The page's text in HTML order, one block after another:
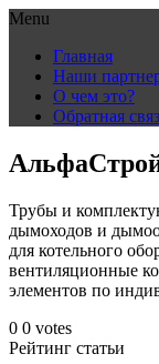
Menu
content
Главная
Наши
О чем это?
Обратная
Трубы и
дымоходов и
для котельного
вентиляционные
элементов по
0 0 votes
Рейтинг статьи